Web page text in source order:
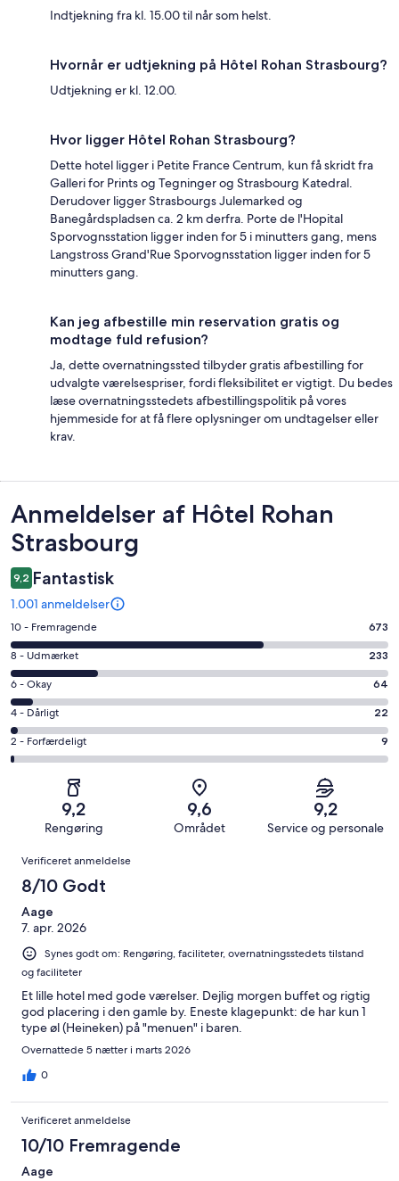
Indtjekning fra kl. 15.00 til når som helst.
Hvornår er udtjekning på Hôtel Rohan Strasbourg?
Udtjekning er kl. 12.00.
Hvor ligger Hôtel Rohan Strasbourg?
Dette hotel ligger i Petite France Centrum, kun få skridt fra
Galleri for Prints og Tegninger og Strasbourg Katedral.
Derudover ligger Strasbourgs Julemarked og
Banegårdspladsen ca. 2 km derfra. Porte de l'Hopital
Sporvognsstation ligger inden for 5 i minutters gang, mens
Langstross Grand'Rue Sporvognsstation ligger inden for 5
minutters gang.
Kan jeg afbestille min reservation gratis og
modtage fuld refusion?
Ja, dette overnatningssted tilbyder gratis afbestilling for
udvalgte værelsespriser, fordi fleksibilitet er vigtigt. Du bedes
læse overnatningsstedets afbestillingspolitik på vores
hjemmeside for at få flere oplysninger om undtagelser eller
krav.
Anmeldelser
Anmeldelser af Hôtel Rohan
Strasbourg
9,2 Fantastisk
1.001 anmeldelser
Bedømmelse
på
10
−
Fremragende.
673
af
i
anmeldelser
10 - Fremragende 673
Bedømmelse
på
8
−
Udmærket.
233
8 - Udmærket 233
Bedømmelse
på
6
−
Okay.
1001
6 - Okay 64
Bedømmelse
på
4
alt
1001
4 - Dårligt 22
Bedømmelse
på
Forfærdeligt.
af
alt
1001
anmeldelser
2 - Forfærdeligt 9
9,2
Rengøring
9,6
Området
9,2
Service og personale
Anmeldelser
Verificeret anmeldelse
8/10 Godt
Aage
7. apr. 2026
Synes godt om: Rengøring, faciliteter, overnatningsstedets tilstand
og faciliteter
Et lille hotel med gode værelser. Dejlig morgen buffet og rigtig
god placering i den gamle by. Eneste klagepunkt: de har kun 1
type øl (Heineken) på "menuen" i baren.
Overnattede 5 nætter i marts 2026
0
Verificeret anmeldelse
10/10 Fremragende
Aage